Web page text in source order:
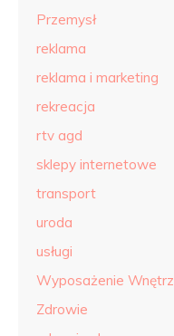
Przemysł
reklama
reklama i marketing
rekreacja
rtv agd
sklepy internetowe
transport
uroda
usługi
Wyposażenie Wnętrz
Zdrowie